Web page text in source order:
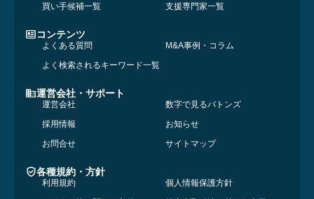
買い手候補一覧
支援専門家一覧
コンテンツ
よくある質問
M&A事例・コラム
よく検索されるキーワード一覧
運営会社・サポート
運営会社
数字で見るバトンズ
採用情報
お知らせ
お問合せ
サイトマップ
各種規約・方針
利用規約
個人情報保護方針